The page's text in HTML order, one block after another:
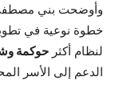
وأوضحت بني
خطوة نوعية في
لنظام أكثر حوكمة
الدعم إلى الأسر